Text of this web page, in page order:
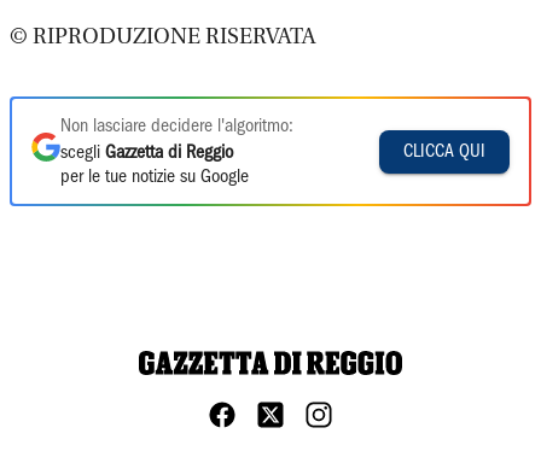
© RIPRODUZIONE RISERVATA
Non lasciare decidere l'algoritmo:
scegli Gazzetta di Reggio
per le tue notizie su Google
CLICCA QUI